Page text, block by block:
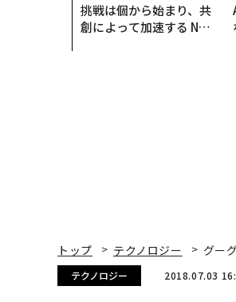
挑戦は個から始まり、共
創によって加速する NOR
トップ テクノロジー グー
テクノロジー 2018.07.03